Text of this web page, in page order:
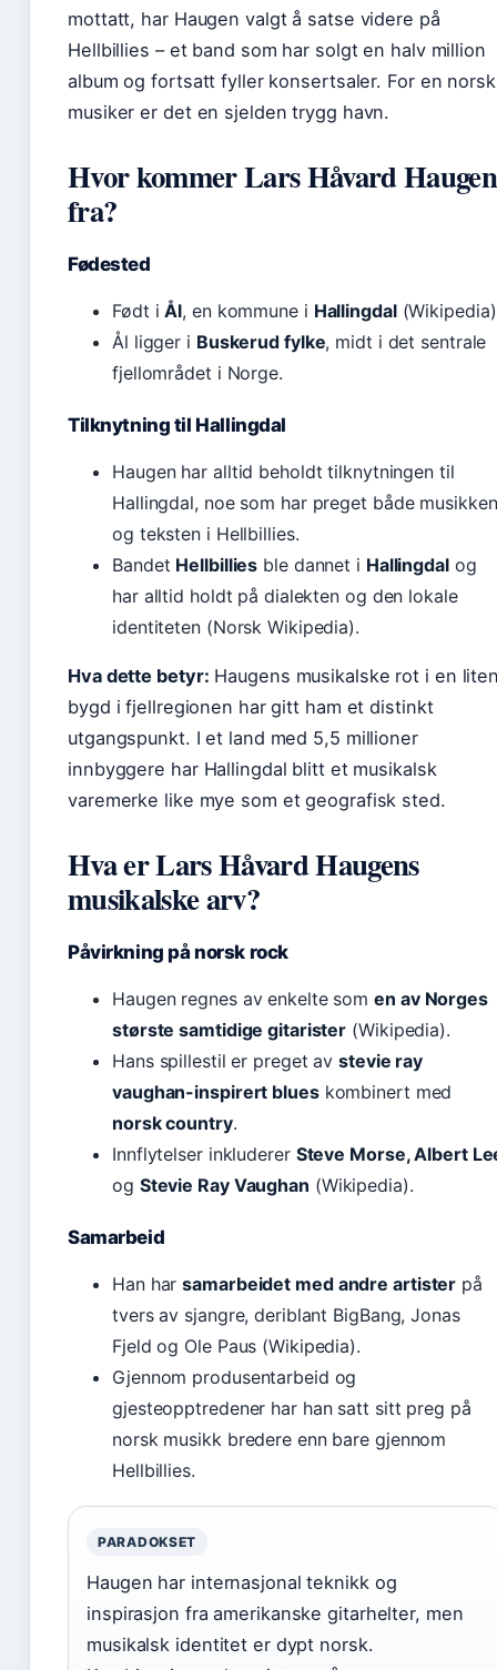
mottatt, har Haugen valgt å satse videre på
Hellbillies – et band som har solgt en halv million
album og fortsatt fyller konsertsaler. For en norsk
musiker er det en sjelden trygg havn.
Hvor kommer Lars Håvard Haugen
fra?
Fødested
Født iÅl, en kommune i Hallingdal
Ål ligger i Buskerud fylke, midt i det sentrale
fjellområdet i Norge.
Tilknytning til Hallingdal
Haugen har alltid beholdt tilknytningen til
Hallingdal, noe som har preget både musikken
og teksten i Hellbillies.
Bandet Hellbillies ble dannet i Hallingdalog
har alltid holdt på dialekten og den lokale
identiteten (Norsk Wikipedia).
Hva dette betyr: Haugens musikalske rot i en
bygd i fjellregionen har gitt ham et distinkt
utgangspunkt. I et land med 5,5 millioner
innbyggere har Hallingdal blitt et musikalsk
varemerke like mye som et geografisk sted.
Hva er Lars Håvard Haugens
musikalske arv?
Påvirkning på norsk rock
Haugen regnes av enkelte somen av Norges
største samtidige gitarister (Wikipedia).
Hans spillestil er preget avstevie ray
vaughan-inspirert blueskombinert med
norsk country.
Innflytelser inkluderer Steve Morse, Albert
og Stevie Ray Vaughan (Wikipedia).
Samarbeid
Han harsamarbeidet med andre artister på
tvers av sjangre, deriblant BigBang, Jonas
Fjeld og Ole Paus (Wikipedia).
Gjennom produsentarbeid og
gjesteopptredener har han satt sitt preg på
norsk musikk bredere enn bare gjennom
Hellbillies.
PARADOKSET
Haugen har internasjonal teknikk og
inspirasjon fra amerikanske gitarhelter, men
musikalsk identitet er dypt norsk.